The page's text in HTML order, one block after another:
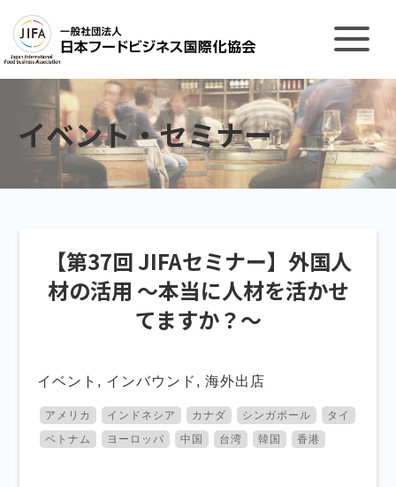
イベント・セミナー
【第37回 JIFAセミナー】外国人
材の活用 〜本当に人材を活かせ
てますか？〜
イベント, インバウンド, 海外出店
アメリカ インドネシア カナダ シンガポール
タイ
ベトナム
ヨーロッパ 中国 台湾 韓国 香港